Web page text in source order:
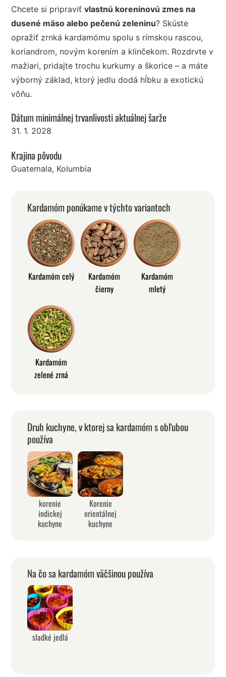
Chcete si pripraviťvlastnú koreninovú zmes na
dusené mäso alebo pečenú zeleninu? Skúste
opražiť zrnká kardamómu spolu s rímskou rascou,
koriandrom, novým korením a klinčekom. Rozdrvte v
mažiari, pridajte trochu kurkumy a škorice – a máte
výborný základ, ktorý jedlu dodá hĺbku a exotickú
vôňu.
Dátum minimálnej trvanlivosti aktuálnej šarže
31. 1. 2028
Krajina pôvodu
Guatemala, Kolumbia
Kardamóm ponúkame v týchto variantoch
Kardamóm celý
Kardamóm
čierny
Kardamóm
mletý
Kardamóm
zelené zrná
Druh kuchyne, v ktorej sa kardamóm s obľubou
používa
korenie
indickej
kuchyne
Korenie
orientálnej
kuchyne
Na čo sa kardamóm väčšinou používa
sladké jedlá